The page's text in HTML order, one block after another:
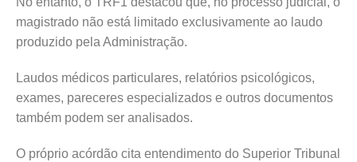
magistrado não está limitado exclusivamente ao laudo
produzido pela Administração.
Laudos médicos particulares, relatórios psicológicos,
exames, pareceres especializados e outros documentos
também podem ser analisados.
O próprio acórdão cita entendimento do Superior Tribunal